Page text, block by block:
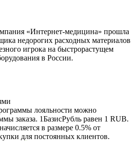
«Интернет-медицина» прошла
недорогих расходных материалов
игрока на быстрорастущем
в России.
лояльности можно
заказа. 1БазисРубль равен 1 RUB.
в размере 0.5% от
для постоянных клиентов.